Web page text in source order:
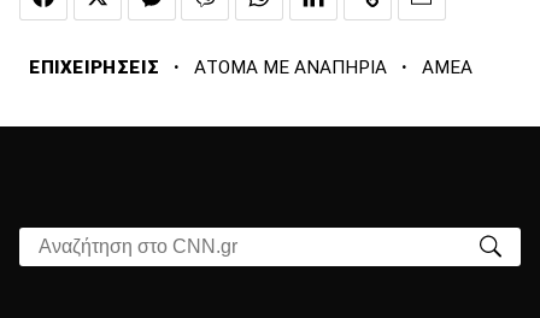
ΕΠΙΧΕΙΡΗΣΕΙΣ · ΑΤΟΜΑ ΜΕ ΑΝΑΠΗΡΙΑ · ΑΜΕΑ
Αναζήτηση στο CNN.gr